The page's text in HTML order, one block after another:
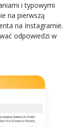
i typowymi
na pierwszą
na Instagramie.
odpowiedzi w